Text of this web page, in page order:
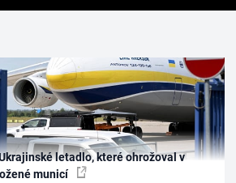
letadlo, které ohrožoval v
municí